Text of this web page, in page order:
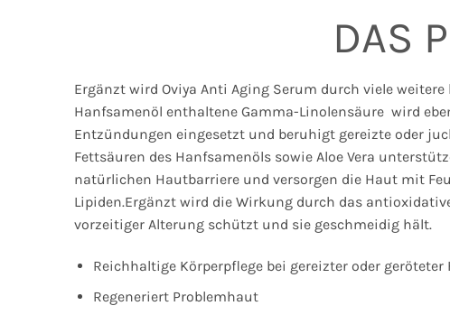
DAS
Ergänzt wird Oviya Anti Aging Serum durch viele
Hanfsamenöl enthaltene Gamma-Linolensäure wird
Entzündungen eingesetzt und beruhigt gereizte oder
Fettsäuren des Hanfsamenöls sowie Aloe Vera
natürlichen Hautbarriere und versorgen die Haut mit
Lipiden.Ergänzt wird die Wirkung durch das
vorzeitiger Alterung schützt und sie geschmeidig hält.
Reichhaltige Körperpflege bei gereizter oder geröteter
Regeneriert Problemhaut